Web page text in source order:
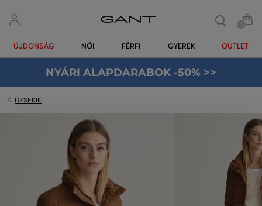
ÚJDONSÁG NŐI FÉRFI GYEREK OUTLET
NYÁRI ALAPDARABOK -50% >>
DZSEKIK